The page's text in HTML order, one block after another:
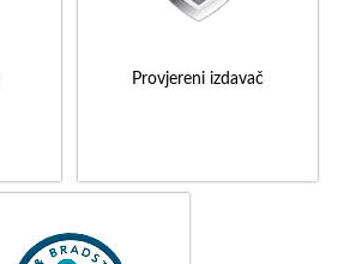
Provjereni izdavač